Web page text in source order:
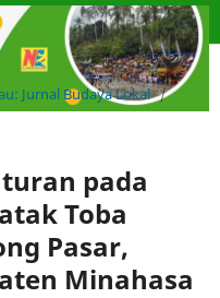
Jurnal Budaya Lokal /
pada
Toba
Pasar,
Minahasa